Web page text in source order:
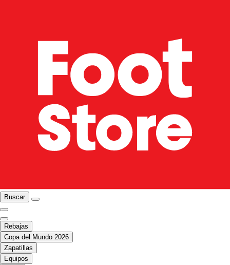
Buscar
Rebajas
Copa del Mundo 2026
Zapatillas
Equipos